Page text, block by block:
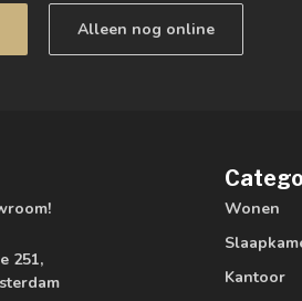
Alleen nog online
251,
Wonen
Kantoor